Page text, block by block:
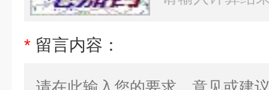
* 留言内容：